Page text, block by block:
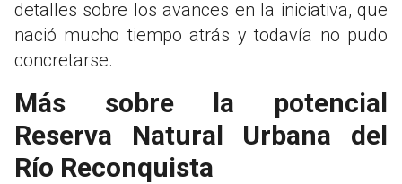
detalles sobre los avances en la iniciativa, que
nació mucho tiempo atrás y todavía no pudo
concretarse.
Más sobre la potencial
Reserva Natural Urbana del
Río Reconquista